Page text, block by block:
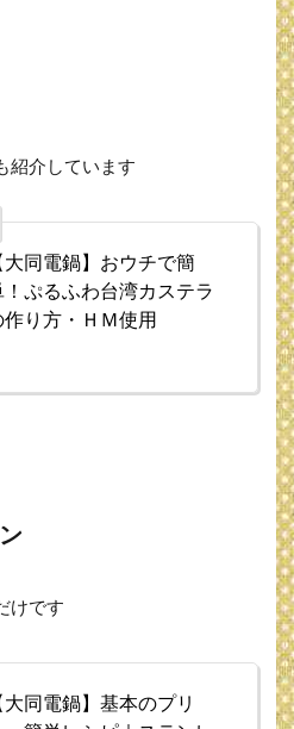
紹介しています
大同電鍋】おウチで簡
！ぷるふわ台湾カステラ
作り方・ＨＭ使用
けです
大同電鍋】基本のプリ